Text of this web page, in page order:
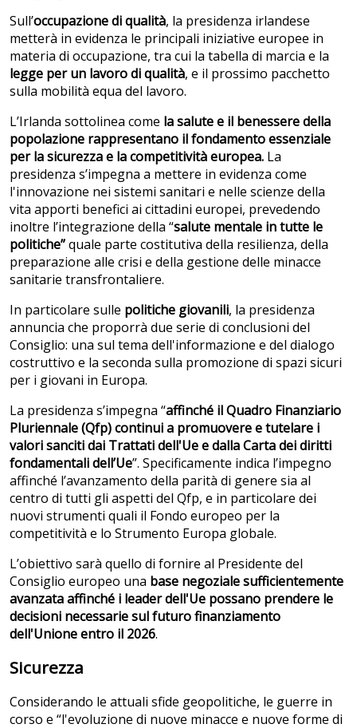
Sull’occupazione di qualità, la presidenza irlandese
metterà in evidenza le principali iniziative europee in
materia di occupazione, tra cui la tabella di marcia e la
legge per un lavoro di qualità, e il prossimo pacchetto
sulla mobilità equa del lavoro.
L’Irlanda sottolinea come la salute e il benessere della
popolazione rappresentano il fondamento essenziale
per la sicurezza e la competitività europea. La
presidenza s’impegna a mettere in evidenza come
l'innovazione nei sistemi sanitari e nelle scienze della
vita apporti benefici ai cittadini europei, prevedendo
inoltre l’integrazione della “salute mentale in tutte le
politiche”quale parte costitutiva della resilienza, della
preparazione alle crisi e della gestione delle minacce
sanitarie transfrontaliere.
In particolare sulle politiche giovanili, la presidenza
annuncia che proporrà due serie di conclusioni del
Consiglio: una sul tema dell'informazione e del dialogo
costruttivo e la seconda sulla promozione di spazi sicuri
per i giovani in Europa.
La presidenza s’impegna “affinché il Quadro Finanziario
Pluriennale (Qfp) continui a promuovere e tutelare i
valori sanciti dai Trattati dell'Ue e dalla Carta dei diritti
fondamentali dell’Ue”. Specificamente indica l’impegno
affinché l’avanzamento della parità di genere sia al
centro di tutti gli aspetti del Qfp, e in particolare dei
nuovi strumenti quali il Fondo europeo per la
competitività e lo Strumento Europa globale.
L’obiettivo sarà quello di fornire al Presidente del
Consiglio europeo una base negoziale sufficientemente
avanzata affinché i leader dell'Ue possano prendere le
decisioni necessarie sul futuro finanziamento
dell'Unione entro il 2026.
Sicurezza
Considerando le attuali sfide geopolitiche, le guerre in
corso e “l'evoluzione di nuove minacce e nuove forme di